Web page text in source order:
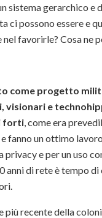
sistema gerarchico e
ci possono essere e
favorirle? Cosa ne
come progetto
visionari e
forti , come era
fanno un ottimo
privacy e per un uso
anni di rete è tempo di
più recente della